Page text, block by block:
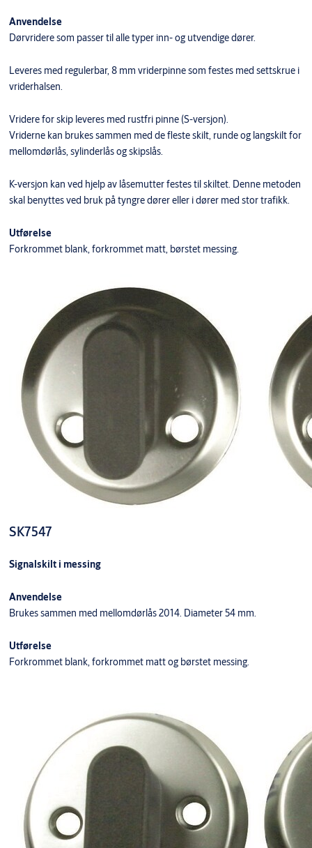
Anvendelse
Dørvridere som passer til alle typer inn- og utvendige dører.
Leveres med regulerbar, 8 mm vriderpinne som festes med settskrue i
vriderhalsen.
Vridere for skip leveres med rustfri pinne (S-versjon).
Vriderne kan brukes sammen med de fleste skilt, runde og langskilt for
mellomdørlås, sylinderlås og skipslås.
K-versjon kan ved hjelp av låsemutter festes til skiltet. Denne metoden
skal benyttes ved bruk på tyngre dører eller i dører med stor trafikk.
Utførelse
Forkrommet blank, forkrommet matt, børstet messing.
SK7547
Signalskilt i messing
Anvendelse
Brukes sammen med mellomdørlås 2014. Diameter 54 mm.
Utførelse
Forkrommet blank, forkrommet matt og børstet messing.